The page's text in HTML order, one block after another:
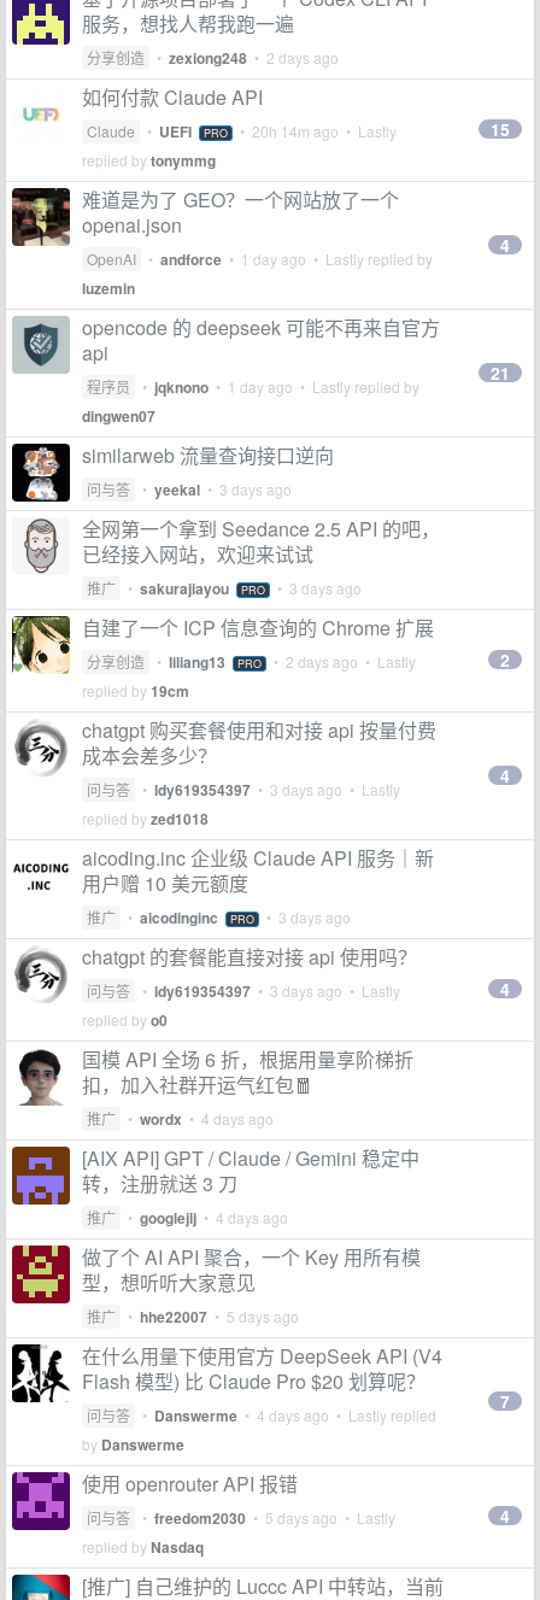
服务，想找人帮我跑一遍
分享创造 • zexiong248 • 2 days ago
如何付款 Claude API
Claude • UEFI PRO • 20h 14m ago • Lastly
replied bytonymmg
15
难道是为了 GEO？一个网站放了一个
openai.json
OpenAI • andforce • 1 day ago • Lastly replied by
luzemin
4
opencode 的 deepseek 可能不再来自官方
api
程序员 • jqknono • 1 day ago • Lastly replied by
dingwen07
21
similarweb 流量查询接口逆向
问与答 • yeekal • 3 days ago
全网第一个拿到 Seedance 2.5 API 的吧，
已经接入网站，欢迎来试试
推广 • sakurajiayou PRO • 3 days ago
自建了一个 ICP 信息查询的 Chrome 扩展
分享创造 • liliang13 PRO • 2 days ago • Lastly
replied by19cm
2
chatgpt 购买套餐使用和对接 api 按量付费
成本会差多少？
问与答 • ldy619354397 • 3 days ago • Lastly
replied byzed1018
4
aicoding.inc 企业级 Claude API 服务｜新
用户赠 10 美元额度
推广 • aicodinginc PRO • 3 days ago
chatgpt 的套餐能直接对接 api 使用吗？
问与答 • ldy619354397 • 3 days ago • Lastly
replied byo0
4
国模 API 全场 6 折，根据用量享阶梯折
扣，加入社群开运气红包🧧
推广 • wordx • 4 days ago
[AIX API] GPT / Claude / Gemini 稳定中
转，注册就送 3 刀
推广 • googlejlj • 4 days ago
做了个 AI API 聚合，一个 Key 用所有模
型，想听听大家意见
推广 • hhe22007 • 5 days ago
在什么用量下使用官方 DeepSeek API (V4
Flash 模型) 比 Claude Pro $20 划算呢？
问与答 • Danswerme • 4 days ago • Lastly replied
by Danswerme
7
使用 openrouter API 报错
问与答 • freedom2030 • 5 days ago • Lastly
replied byNasdaq
4
[推广] 自己维护的 Luccc API 中转站，当前